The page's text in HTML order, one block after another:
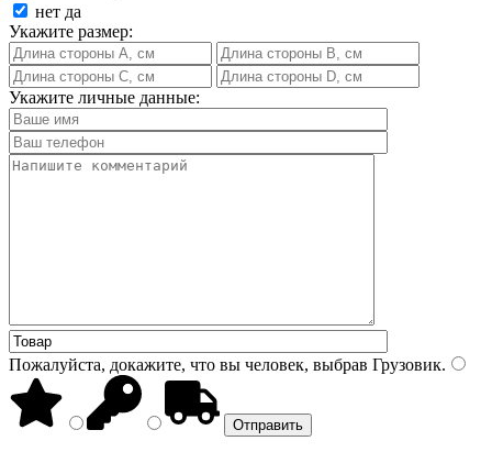
нет да
Укажите размер:
Укажите личные данные:
Пожалуйста, докажите, что вы человек, выбрав Грузовик.